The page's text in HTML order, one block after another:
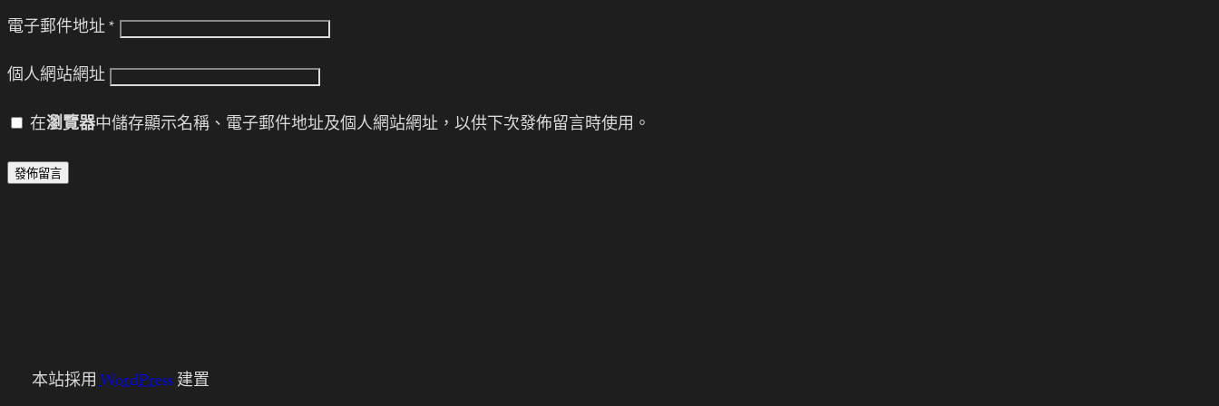
電子郵件地址 *
個人網站網址
在瀏覽器中儲存顯示名稱、電子郵件地址及個人網站網址，以供下次發佈留言時使用。
本站採用WordPress建置